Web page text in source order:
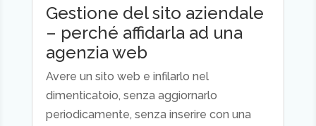
Gestione del sito aziendale
– perché affidarla ad una
agenzia web
Avere un sito web e infilarlo nel
dimenticatoio, senza aggiornarlo
periodicamente, senza inserire con una